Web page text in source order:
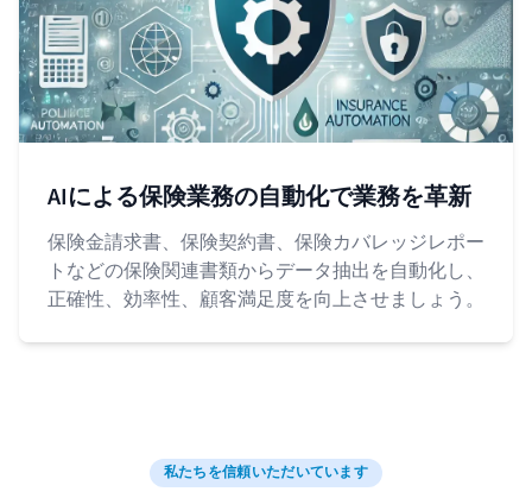
AIによる保険業務の自動化で業務を革新
保険金請求書、保険契約書、保険カバレッジレポー
トなどの保険関連書類からデータ抽出を自動化し、
正確性、効率性、顧客満足度を向上させましょう。
私たちを信頼いただいています